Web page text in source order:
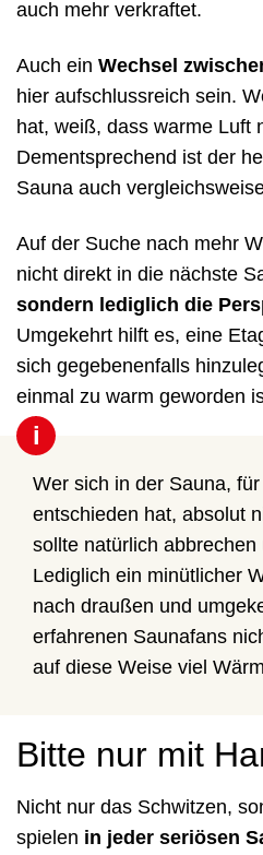
auch mehr verkraftet.
Auch ein Wechsel
hier aufschlussreich sein.
hat, weiß, dass warme Luft
Dementsprechend ist der
Sauna auch
Auf der Suche nach mehr
nicht direkt in die nächste
sondern lediglich die
Umgekehrt hilft es, eine
sich gegebenenfalls
einmal zu warm geworden
i
Wer sich in der Sauna,
entschieden hat, absolut
sollte natürlich
Lediglich ein minütlicher
nach draußen und
erfahrenen Saunafans
auf diese Weise viel
Bitte nur mit
Nicht nur das Schwitzen,
spielen in jeder seriösen